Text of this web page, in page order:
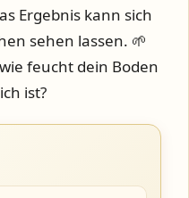
Ergebnis kann sich
sehen lassen. 🌱
feucht dein Boden
ist?